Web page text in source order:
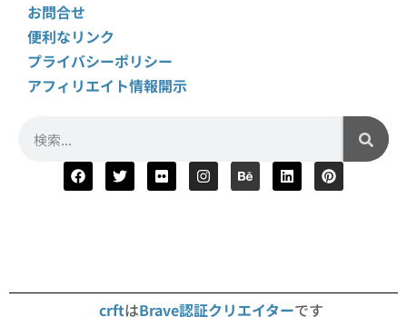
お問合せ
便利なリンク
プライバシーポリシー
アフィリエイト情報開示
crftはBrave認証クリエイターです